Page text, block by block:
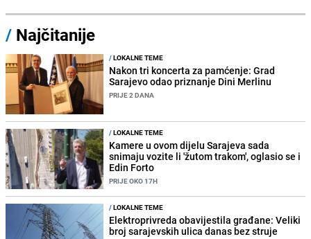
/ Najčitanije
/LOKALNE TEME
Nakon tri koncerta za pamćenje: Grad
Sarajevo odao priznanje Dini Merlinu
PRIJE 2 DANA
/LOKALNE TEME
Kamere u ovom dijelu Sarajeva sada
snimaju vozite li 'žutom trakom', oglasio se i
Edin Forto
PRIJE OKO 17H
/LOKALNE TEME
Elektroprivreda obavijestila građane: Veliki
broj sarajevskih ulica danas bez struje